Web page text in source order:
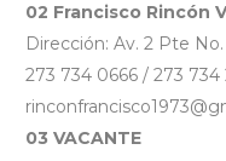
02 Francisco Rincón
Dirección: Av. 2 Pte
273 734 0666 / 273 734
03 VACANTE